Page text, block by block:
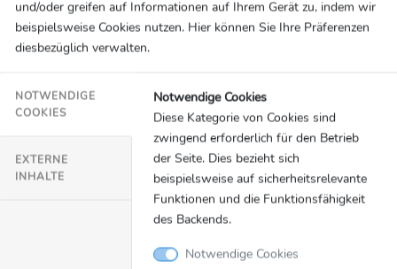
Social Media & Links
und/oder greifen auf Informationen auf Ihrem Gerät zu, indem wir
beispielsweise Cookies nutzen. Hier können Sie Ihre Präferenzen
diesbezüglich verwalten.
NOTWENDIGE
COOKIES
EXTERNE
INHALTE
Notwendige Cookies
Diese Kategorie von Cookies sind
zwingend erforderlich für den Betrieb
der Seite. Dies bezieht sich
beispielsweise auf sicherheitsrelevante
Funktionen und die Funktionsfähigkeit
des Backends.
Notwendige Cookies